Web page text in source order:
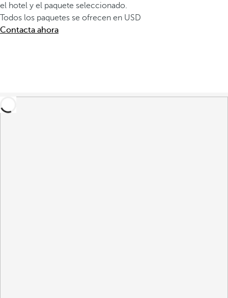
el hotel y el paquete seleccionado.
Todos los paquetes se ofrecen en USD
Contacta ahora